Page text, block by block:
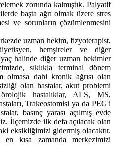
zorunda kalmıştık. Palyatif
başta ağrı olmak üzere stres
ve sorunların çözümlenmesini
uzman hekim, fizyoterapist,
hemşireler ve diğer
halinde diğer uzman hekimler
sıklıkla terminal dönem
olmasa dahi kronik ağrısı olan
olan hastalar, akut problemi
hastalıklar, ALS, MS,
Trakeostomisi ya da PEG'i
basınç yarası açılmış evde
İlçemizde ilk defa açılacak olan
eksikliğimizi gidermiş olacaktır.
kısa zamanda merkezimizi